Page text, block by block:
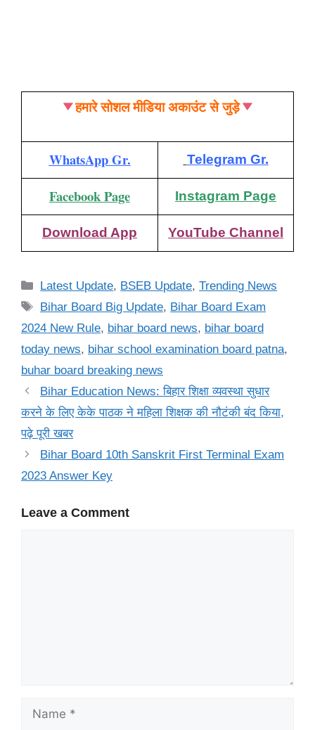
हमारे सोशल मीडिया अकाउंट से जुड़े
WhatsApp Gr. Telegram Gr.
Facebook Page Instagram Page
Download App YouTube Channel
Categories
Latest Update, BSEB Update,Trending News
Tags
Bihar Board Big Update, Bihar Board Exam
2024 New Rule, bihar board news, bihar board
today news, bihar school examination board patna,
buhar board breaking news
Bihar Education News: बिहार शिक्षा व्यवस्था सुधार
करने के लिए केके पाठक ने महिला शिक्षक की नौटंकी बंद किया,
पढ़े पूरी खबर
Bihar Board 10th Sanskrit First Terminal Exam
2023 Answer Key
Leave a Comment
Name